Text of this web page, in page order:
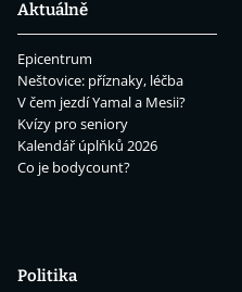
Aktuálně
Epicentrum
Neštovice: příznaky, léčba
V čem jezdí Yamal a Mesii?
Kvízy pro seniory
Kalendář úplňků 2026
Co je bodycount?
Politika